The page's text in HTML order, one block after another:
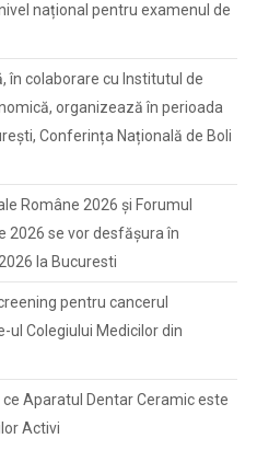
național pentru examenul de
în colaborare cu Institutul de
organizează în perioada
Conferința Națională de Boli
Române 2026 și Forumul
2026 se vor desfășura în
la Bucuresti
pentru cancerul
ul Colegiului Medicilor din
Aparatul Dentar Ceramic este
Activi